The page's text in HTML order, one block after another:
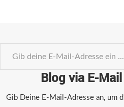
Blog via E-
Gib Deine E-Mail-Adresse an, um